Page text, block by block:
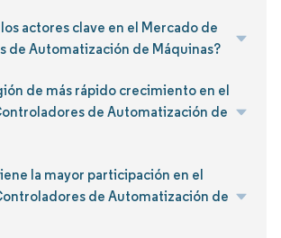
actores clave en el Mercado de
de Automatización de Máquinas?
de más rápido crecimiento en el
de Automatización de
la mayor participación en el
de Automatización de